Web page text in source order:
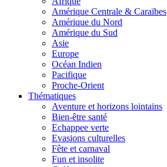
Amérique Centrale & Caraïbes
Amérique du Nord
Amérique du Sud
Asie
Europe
Océan Indien
Pacifique
Proche-Orient
Thématiques
Aventure et horizons lointains
Bien-être santé
Echappee verte
Evasions culturelles
Fête et carnaval
Fun et insolite